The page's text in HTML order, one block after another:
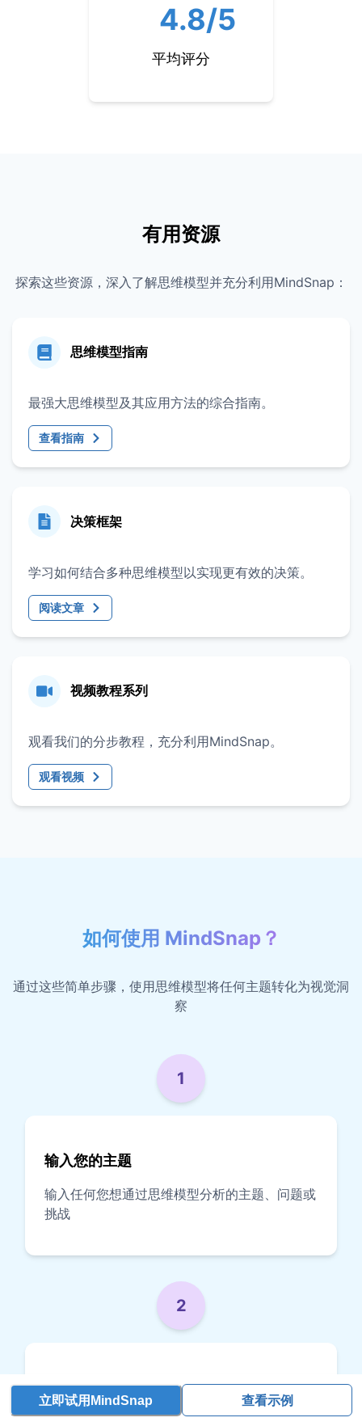
立即试用MindSnap 查看示例
4.8/5
平均评分
有用资源
探索这些资源，深入了解思维模型并充分利用MindSnap：
思维模型指南
最强大思维模型及其应用方法的综合指南。
查看指南
决策框架
学习如何结合多种思维模型以实现更有效的决策。
阅读文章
视频教程系列
观看我们的分步教程，充分利用MindSnap。
观看视频
如何使用 MindSnap？
通过这些简单步骤，使用思维模型将任何主题转化为视觉洞
察
1
输入您的主题
输入任何您想通过思维模型分析的主题、问题或
挑战
2
选择思维模型（可选）
选择一个特定的思维模型，或让 AI 为您的主题